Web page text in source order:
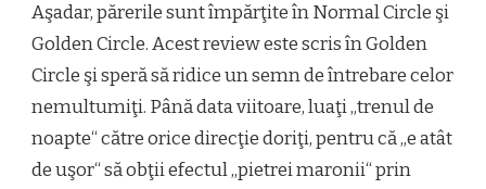
Aşadar, părerile sunt împărţite în Normal Circle şi
Golden Circle. Acest review este scris în Golden
Circle şi speră să ridice un semn de întrebare celor
nemultumiţi. Până data viitoare, luaţi „trenul de
noapte“ către orice direcţie doriţi, pentru că „e atât
de uşor“ să obţii efectul „pietrei maronii“ prin